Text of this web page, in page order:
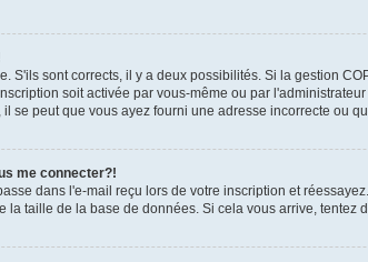
S'ils sont corrects, il y a deux possibilités. Si la gestion
soit activée par vous-même ou par
se peut que vous ayez fourni une adresse incorrecte ou
me connecter?!
dans l'e-mail reçu lors de votre inscription et
taille de la base de données. Si cela vous arrive, tentez